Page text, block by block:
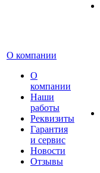
О компании
О
компании
Наши
работы
Реквизиты
Гарантия
и сервис
Новости
Отзывы